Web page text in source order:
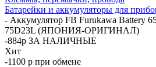
Батарейки и аккумуляторы для
- Аккумулятор FB Furukawa Battery
75D23L (ЯПОНИЯ-ОРИГИНАЛ)
-884р ЗА НАЛИЧНЫЕ
Хит
-1100 р при обмене